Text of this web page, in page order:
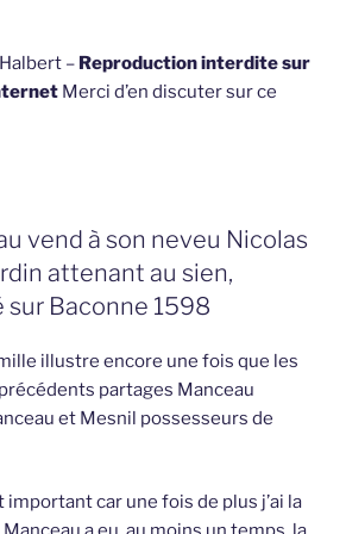
– Reproduction interdite sur
Merci d’en discuter sur ce
vend à son neveu Nicolas
attenant au sien,
sur Baconne 1598
illustre encore une fois que les
partages Manceau
et Mesnil possesseurs de
important car une fois de plus j’ai la